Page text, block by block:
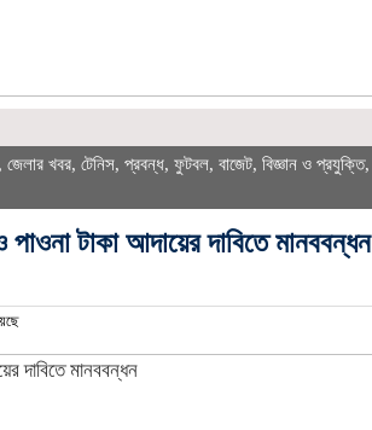
, জেলার খবর, টেনিস, প্রবন্ধ, ফুটবল, বাজেট, বিজ্ঞান ও প্রযুক্তি,
টাকা আদায়ের দাবিতে মানববন্ধন